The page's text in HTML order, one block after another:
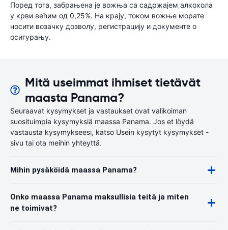
Поред тога, забрањена је вожња са садржајем алкохола
у крви већим од 0,25%. На крају, током вожње морате
носити возачку дозволу, регистрацију и документе о
осигурању.
Mitä useimmat ihmiset tietävät
maasta Panama?
Seuraavat kysymykset ja vastaukset ovat valikoiman
suosituimpia kysymyksiä maassa Panama. Jos et löydä
vastausta kysymykseesi, katso Usein kysytyt kysymykset -
sivu tai ota meihin yhteyttä.
Mihin pysäköidä maassa Panama?
Onko maassa Panama maksullisia teitä ja miten
ne toimivat?